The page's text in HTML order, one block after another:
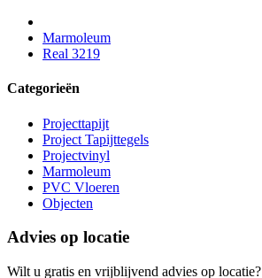
Marmoleum
Real 3219
Categorieën
Projecttapijt
Project Tapijttegels
Projectvinyl
Marmoleum
PVC Vloeren
Objecten
Advies op locatie
Wilt u gratis en vrijblijvend advies op locatie?